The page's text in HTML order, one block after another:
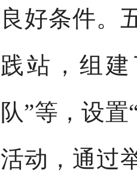
良好条件。
践站，组
队”等，设
活动，通过